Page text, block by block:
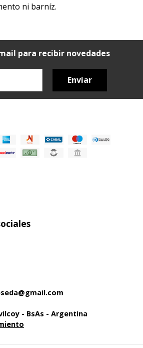
ni barníz.
para recibir novedades
Enviar
- BsAs - Argentina